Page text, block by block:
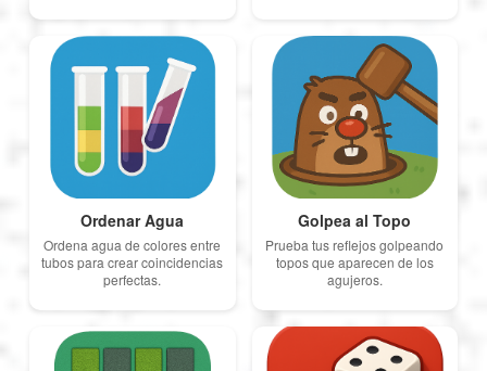
Ordenar Agua
Ordena agua de colores entre
tubos para crear coincidencias
perfectas.
Golpea al Topo
Prueba tus reflejos golpeando
topos que aparecen de los
agujeros.